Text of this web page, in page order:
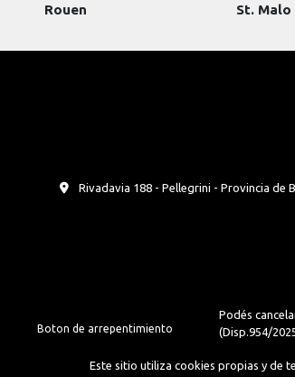
Rouen St. Malo
Rivadavia 188 - Pellegrini - Provincia de
Boton de arrepentimiento
Podés
(Disp.954/
Este sitio utiliza cookies propias y de